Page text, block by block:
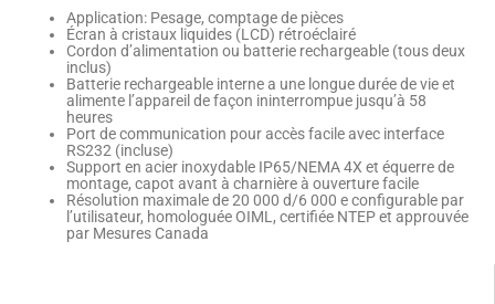
Application: Pesage, comptage de pièces
Écran à cristaux liquides (LCD) rétroéclairé
Cordon d’alimentation ou batterie rechargeable (tous deux
inclus)
Batterie rechargeable interne a une longue durée de vie et
alimente l’appareil de façon ininterrompue jusqu’à 58
heures
Port de communication pour accès facile avec interface
RS232 (incluse)
Support en acier inoxydable IP65/NEMA 4X et équerre de
montage, capot avant à charnière à ouverture facile
Résolution maximale de 20 000 d/6 000 e configurable par
l’utilisateur, homologuée OIML, certifiée NTEP et approuvée
par Mesures Canada